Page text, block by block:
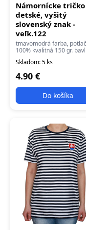
Námornícke tričko
detské, vyšitý
slovenský znak -
veľk.122
tmavomodrá farba,
100% kvalitná 150 gr.
Skladom: 5 ks
4.90 €
Do košíka